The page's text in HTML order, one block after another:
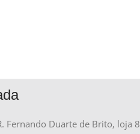
Fernando Duarte de Brito, loja 8